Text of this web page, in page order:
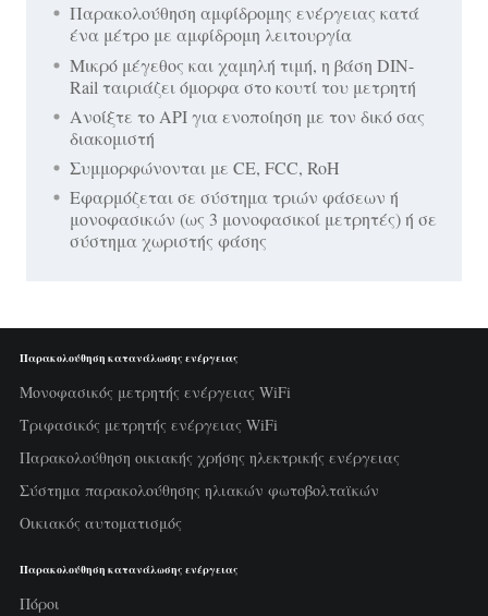
Παρακολούθηση αμφίδρομης ενέργειας κατά
ένα μέτρο με αμφίδρομη λειτουργία
Μικρό μέγεθος και χαμηλή τιμή, η βάση DIN-
Rail ταιριάζει όμορφα στο κουτί του μετρητή
Ανοίξτε το API για ενοποίηση με τον δικό σας
διακομιστή
Συμμορφώνονται με CE, FCC, RoH
Εφαρμόζεται σε σύστημα τριών φάσεων ή
μονοφασικών (ως 3 μονοφασικοί μετρητές) ή σε
σύστημα χωριστής φάσης
Παρακολούθηση κατανάλωσης ενέργειας
Μονοφασικός μετρητής ενέργειας WiFi
Τριφασικός μετρητής ενέργειας WiFi
Παρακολούθηση οικιακής χρήσης ηλεκτρικής ενέργειας
Σύστημα παρακολούθησης ηλιακών φωτοβολταϊκών
Οικιακός αυτοματισμός
Παρακολούθηση κατανάλωσης ενέργειας
Πόροι